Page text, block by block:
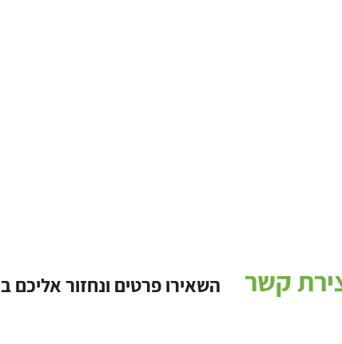
קשר השאירו פרטים ונחזור אליכם